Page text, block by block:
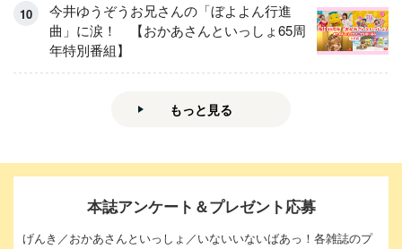
今井ゆうぞうお兄さんの「ぼよよん行進
曲」に涙！ 【おかあさんといっしょ65周
年特別番組】
もっと見る
本誌アンケート＆プレゼント応募
げんき／おかあさんといっしょ／いないいないばあっ！各雑誌のプ